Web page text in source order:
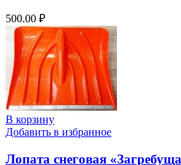
500.00 ₽
В корзину
Добавить в избранное
Лопата снеговая